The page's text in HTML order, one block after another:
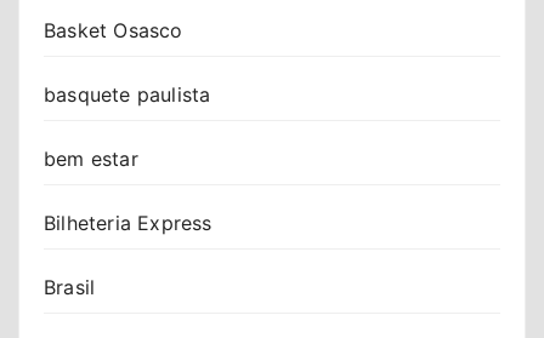
Basket Osasco
basquete paulista
bem estar
Bilheteria Express
Brasil